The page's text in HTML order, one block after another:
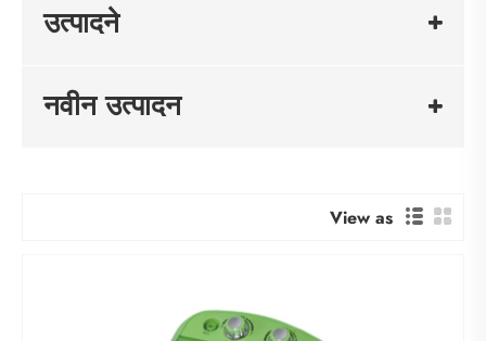
उत्पादने
नवीन उत्पादन
View as